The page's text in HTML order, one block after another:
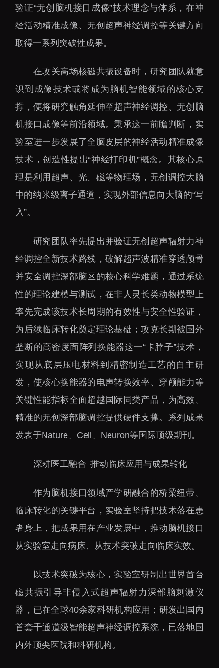
党建工作
群团工作
树立和践行正确政绩观
学习教育
传承和弘扬科学家精神
我为群众办实事
国家高性能医疗器械创
新中心
国家生物制造产业创新
究院
深圳先进电子材料国际
创新研究院
深圳合成生物研究重大
究中心
验证“无创脑机接口成像”技术理念与体系，在神
经活动精准成像、无创超声神经调控等关键方向
取得一系列突破性成果。
在攻关高场核磁共振设备时，研究团队就意
识到成像技术或将成为脑机智能领域的核心支
撑，便将研究触角延伸至超声神经调控、无创脑
机接口成像等前沿领域。秉承这一前瞻判断，实
验室进一步发展了全脑皮层的神经活动精准成像
技术，创造性提出“神经打印机”概念。其核心原
理是利用超声、光、磁等物理场，无创调控大脑
中的纳米级离子通道，实现外部信息向大脑的“写
入”。
研究团队率先提出并验证无创超声辐射力神
经调控全新技术路线，破解超声波精准穿透颅骨
并安全调控深部脑区的核心科学难题，通过系统
性的理论建模与测试，在非人灵长类动物模型上
率先完成该技术长周期的有效性与安全性验证，
为后续临床转化奠定理论基础；攻克长期被国外
垄断的高密度面阵列换能器这一“卡脖子”技术，
实现从底层压电材料到精密制造工艺的自主研
发，使核心换能器的电声转换效率、穿颅能力等
关键性能指标全面超越国际同类产品，为高效、
精准的无创深部脑调控提供硬件支撑。系列成果
发表于Nature、Cell、Neuron等国际顶级期刊。
深耕医工融合 推动临床应用与成果转化
作为脑机接口领域产学研融合的桥梁纽带、
临床转化的关键平台，实验室坚持把技术落在患
者身上，把成果用在产业发展中，推动脑机接口
从实验室走向病床、从技术突破走向临床实效。
以技术突破为核心，实验室研制出世界首台
磁共振引导非侵入式超声辐射力深部脑刺激仪
器，已在全球40余家科研机构应用；研发出国内
首套千通道级智能超声神经调控系统，已落地国
内外顶尖医院和科研机构。